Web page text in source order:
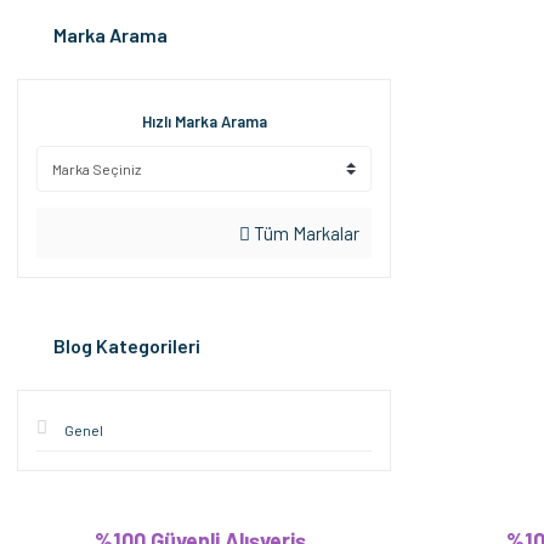
Marka Arama
Hızlı Marka Arama
Tüm Markalar
Blog Kategorileri
Genel